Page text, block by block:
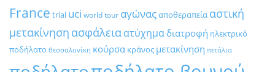
France trial uci world tour αγώναςαποθεραπεία αστική
μετακίνηση ασφάλειαατύχημα διατροφή ηλεκτρικό
ποδήλατο θεσσαλονίκη κούρσα κράνος μετακίνηση πετάλια